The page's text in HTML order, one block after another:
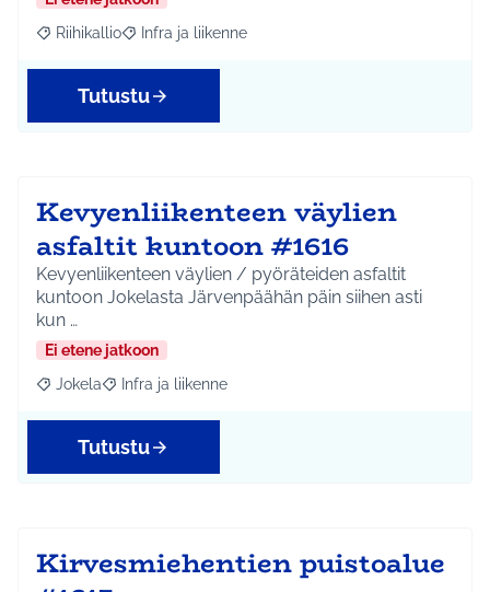
Rajaa tulokset aihepiirin mukaan: Riihikallio
Riihikallio Rajaa tulokset teeman mukaan: Infra ja liikenne
Infra ja liikenne
Tutustu
Kevyenliikenteen väylien
asfaltit kuntoon #1616
Kevyenliikenteen väylien / pyöräteiden asfaltit
kuntoon Jokelasta Järvenpäähän päin siihen asti
kun …
Ei etene jatkoon
Rajaa tulokset aihepiirin mukaan: Jokela
Jokela Rajaa tulokset teeman mukaan: Infra ja liikenne
Infra ja liikenne
Tutustu
Kirvesmiehentien puistoalue